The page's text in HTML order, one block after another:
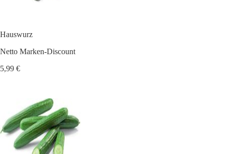
Hauswurz
Netto Marken-Discount
5,99 €